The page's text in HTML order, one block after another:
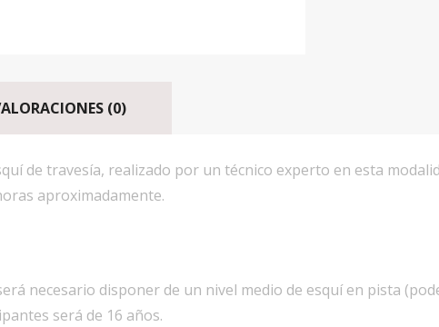
(0)
de travesía, realizado por un técnico experto en esta
aproximadamente.
necesario disponer de un nivel medio de esquí en pista
será de 16 años.